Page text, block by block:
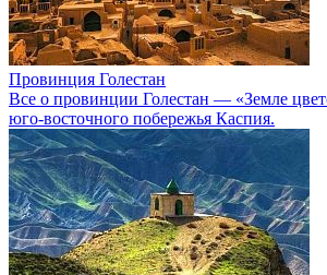
Провинция Голестан
Все о провинции Голестан — «Земле
юго‑восточного побережья Каспия.